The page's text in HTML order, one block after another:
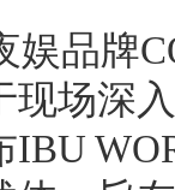
娱品牌
场深
IBU